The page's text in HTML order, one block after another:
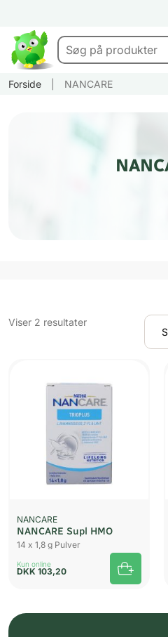
Forside NANCARE
Viser 2 resultaterSorteret
UDSOLGT
NANCARE
NANCARE Supl HMO
14 x 1,8 g Pulver
Kun online
DKK 103,20